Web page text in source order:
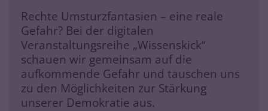
Rechte Umsturzfantasien – eine reale
Gefahr? Bei der digitalen
Veranstaltungsreihe „Wissenskick“
schauen wir gemeinsam auf die
aufkommende Gefahr und tauschen uns
zu den Möglichkeiten zur Stärkung
unserer Demokratie aus.